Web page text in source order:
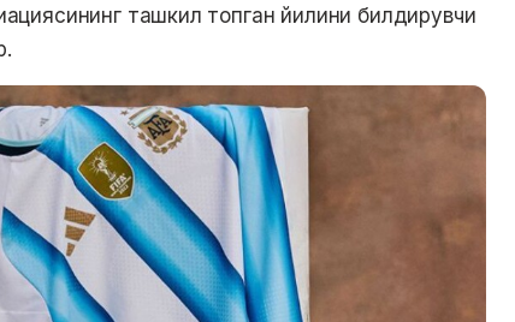
ташкил топган йилини билдирувчи